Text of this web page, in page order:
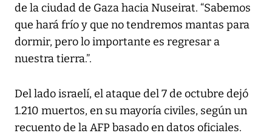
de la ciudad de Gaza hacia Nuseirat. “Sabemos
que hará frío y que no tendremos mantas para
dormir, pero lo importante es regresar a
nuestra tierra.”.
Del lado israelí, el ataque del 7 de octubre dejó
1.210 muertos, en su mayoría civiles, según un
recuento de la AFP basado en datos oficiales.